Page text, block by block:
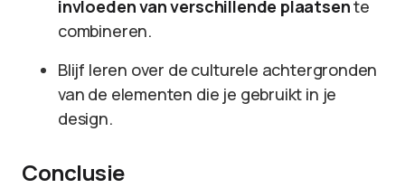
invloeden van verschillende plaatsente
combineren.
Blijf leren over de culturele achtergronden
van de elementen die je gebruikt in je
design.
Conclusie